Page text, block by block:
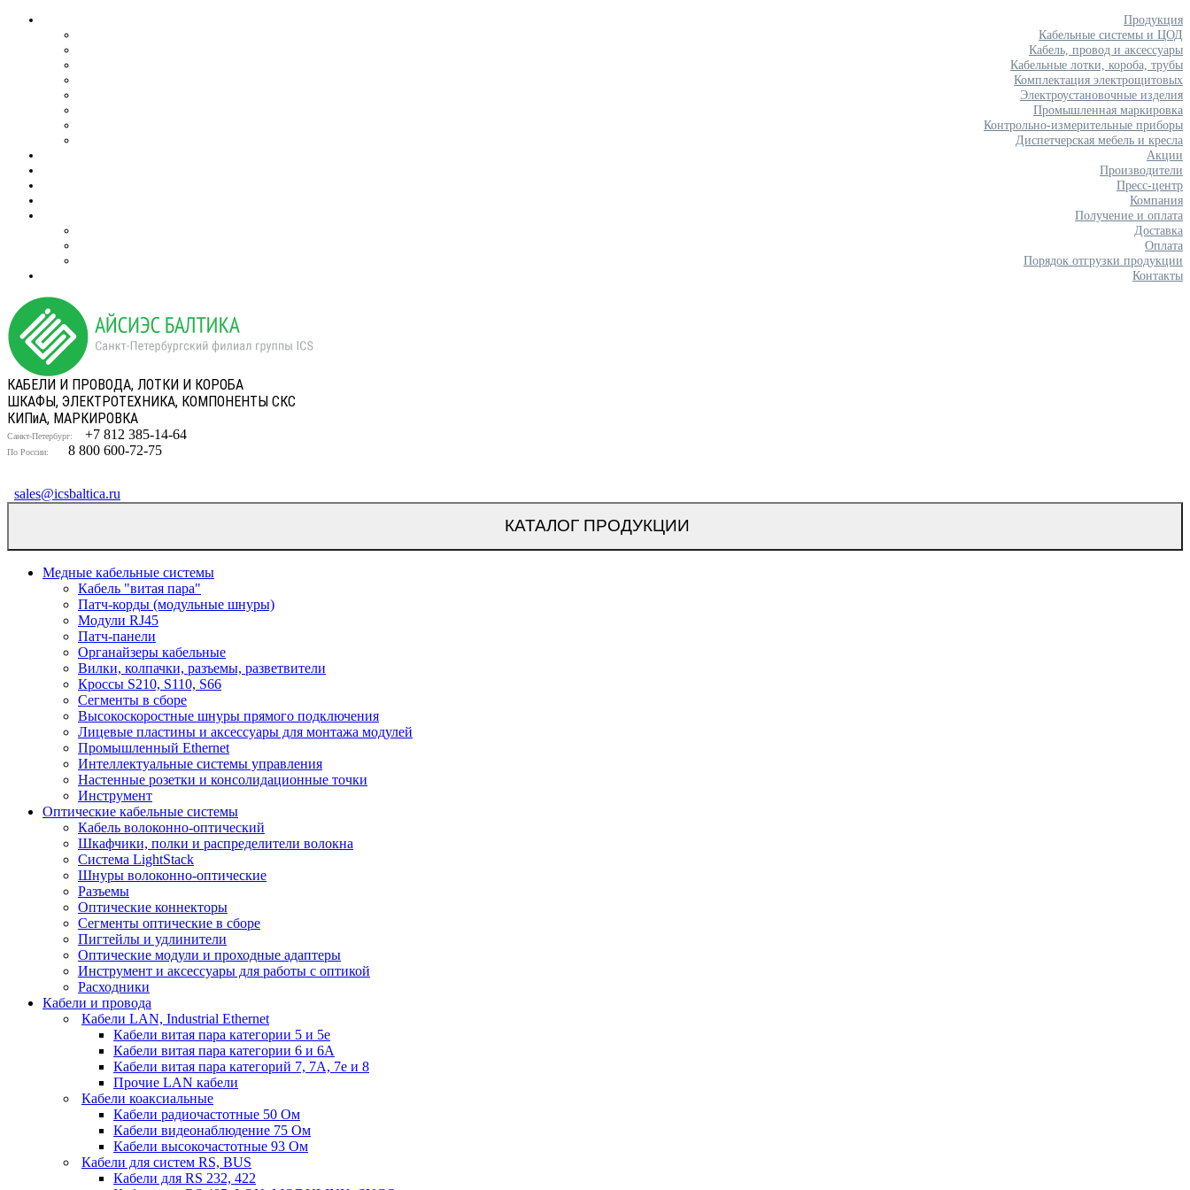
Продукция
Кабельные системы и ЦОД
Кабель, провод и аксессуары
Кабельные лотки, короба, трубы
Комплектация электрощитовых
Электроустановочные изделия
Промышленная маркировка
Контрольно-измерительные приборы
Диспетчерская мебель и кресла
Акции
Производители
Пресс-центр
Компания
Получение и оплата
Доставка
Оплата
Порядок отгрузки продукции
Контакты
КАБЕЛИ И ПРОВОДА, ЛОТКИ И КОРОБА
ШКАФЫ, ЭЛЕКТРОТЕХНИКА, КОМПОНЕНТЫ СКС
КИПиА, МАРКИРОВКА
Санкт-Петербург: +7 812 385-14-64
По России: 8 800 600-72-75
sales@icsbaltica.ru
КАТАЛОГ ПРОДУКЦИИ
Медные кабельные системы
Кабель "витая пара"
Патч-корды (модульные шнуры)
Модули RJ45
Патч-панели
Органайзеры кабельные
Вилки, колпачки, разъемы, разветвители
Кроссы S210, S110, S66
Сегменты в сборе
Высокоскоростные шнуры прямого подключения
Лицевые пластины и аксессуары для монтажа модулей
Промышленный Ethernet
Интеллектуальные системы управления
Настенные розетки и консолидационные точки
Инструмент
Оптические кабельные системы
Кабель волоконно-оптический
Шкафчики, полки и распределители волокна
Система LightStack
Шнуры волоконно-оптические
Разъемы
Оптические коннекторы
Сегменты оптические в сборе
Пигтейлы и удлинители
Оптические модули и проходные адаптеры
Инструмент и аксессуары для работы с оптикой
Расходники
Кабели и провода
Кабели LAN, Industrial Ethernet
Кабели витая пара категории 5 и 5е
Кабели витая пара категории 6 и 6A
Кабели витая пара категорий 7, 7А, 7е и 8
Прочие LAN кабели
Кабели коаксиальные
Кабели радиочастотные 50 Ом
Кабели видеонаблюдение 75 Ом
Кабели высокочастотные 93 Ом
Кабели для систем RS, BUS
Кабели для RS 232, 422